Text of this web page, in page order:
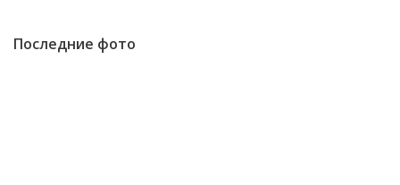
Последние фото